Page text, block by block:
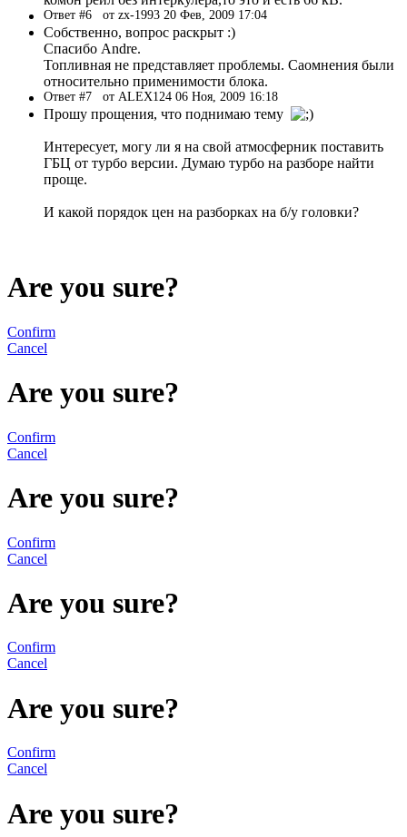
Ответ #6 от zx-1993 20 Фев, 2009 17:04
Собственно, вопрос раскрыт :)
Спасибо Andre.
Топливная не представляет проблемы. Саомнения были
относительно применимости блока.
Ответ #7 от ALEX124 06 Ноя, 2009 16:18
Прошу прощения, что поднимаю тему
Интересует, могу ли я на свой атмосферник поставить
ГБЦ от турбо версии. Думаю турбо на разборе найти
проще.
И какой порядок цен на разборках на б/у головки?
Are you sure?
Confirm
Cancel
Are you sure?
Confirm
Cancel
Are you sure?
Confirm
Cancel
Are you sure?
Confirm
Cancel
Are you sure?
Confirm
Cancel
Are you sure?